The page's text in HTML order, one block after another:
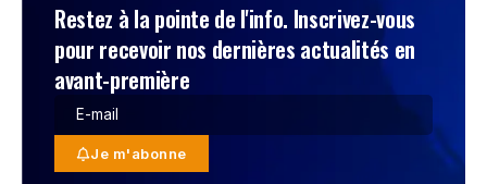
Restez à la pointe de l'info. Inscrivez-vous
pour recevoir nos dernières actualités en
avant-première
Je m'abonne